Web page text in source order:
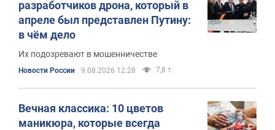
разработчиков дрона, который в
апреле был представлен Путину:
в чём дело
Их подозревают в мошенничестве
Новости России 9.08.2026 12:28 7,8 т.
Вечная классика: 10 цветов
маникюра, которые всегда